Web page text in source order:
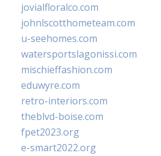
jovialfloralco.com
johnlscotthometeam.com
u-seehomes.com
watersportslagonissi.com
mischieffashion.com
eduwyre.com
retro-interiors.com
theblvd-boise.com
fpet2023.org
e-smart2022.org